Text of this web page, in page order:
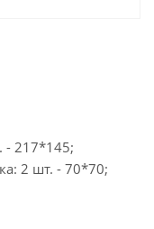
- 217*145;
2 шт. - 70*70;